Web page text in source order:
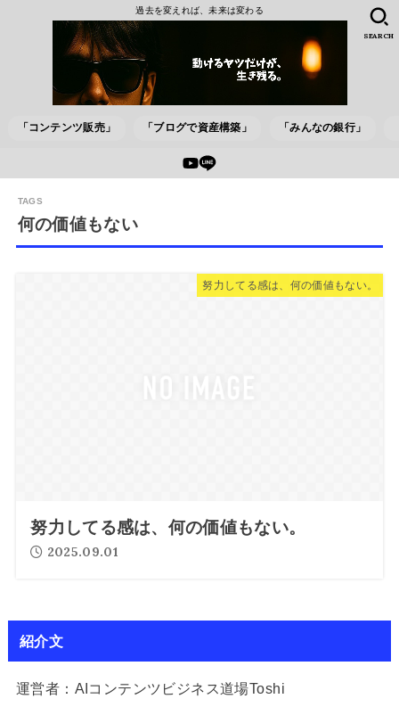
過去を変えれば、未来は変わる
「コンテンツ販売」 「ブログで資産構築」 「みんなの銀行」
SEARCH
何の価値もない
努力してる感は、何の価値もない。
努力してる感は、何の価値もない。
2025.09.01
紹介文
運営者：AIコンテンツビジネス道場Toshi